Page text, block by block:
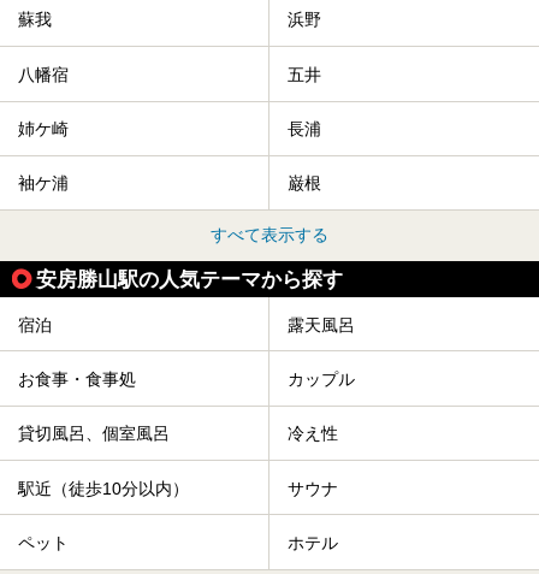
蘇我 浜野
八幡宿 五井
姉ケ崎 長浦
袖ケ浦 巌根
すべて表示する
安房勝山駅の人気テーマから探す
宿泊 露天風呂
お食事・食事処 カップル
貸切風呂、個室風呂 冷え性
駅近（徒歩10分以内） サウナ
ペット ホテル